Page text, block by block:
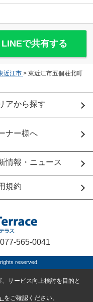
LINEで共有する
近江市 > 東近江市五個荘北町
アから探す
ナー様へ
情報・ニュース
規約
565-0041
reserved.
サービス向上検討を目的と
をご確認ください。